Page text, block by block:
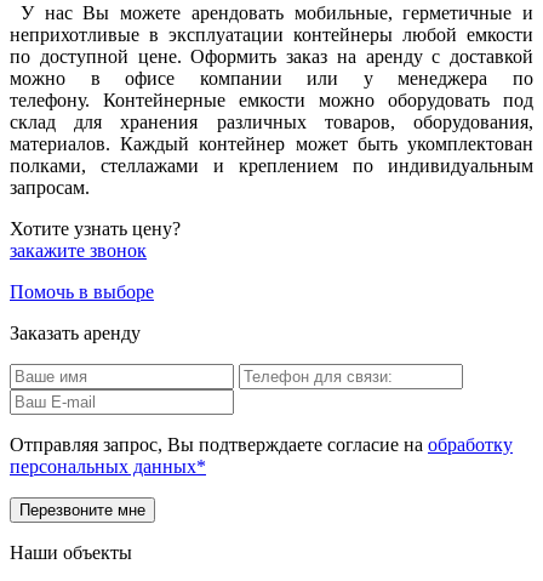
У нас Вы можете арендовать мобильные, герметичные и
неприхотливые в эксплуатации контейнеры любой емкости
по доступной цене. Оформить заказ на аренду с доставкой
можно в офисе компании или у менеджера по
телефону. Контейнерные емкости можно оборудовать под
склад для хранения различных товаров, оборудования,
материалов. Каждый контейнер может быть укомплектован
полками, стеллажами и креплением по индивидуальным
запросам.
Хотите узнать цену?
закажите звонок
Помочь в выборе
Заказать аренду
Отправляя запрос, Вы подтверждаете согласие на обработку
персональных данных*
Наши объекты